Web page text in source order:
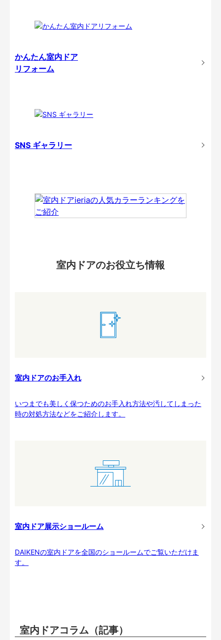
かんたん室内ドア
リフォーム
SNS ギャラリー
室内ドアのお役立ち情報
室内ドアのお手入れ
いつまでも美しく保つためのお手入れ方法や汚してしまった
時の対処方法などをご紹介します。
室内ドア展示ショールーム
DAIKENの室内ドアを全国のショールームでご覧いただけま
す。
室内ドアコラム（記事）